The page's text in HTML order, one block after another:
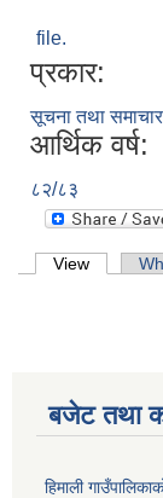
file.
प्रकार:
सूचना तथा समाचार
आर्थिक वर्ष:
८२/८३
Primary
View (active
बजेट तथा
हिमाली